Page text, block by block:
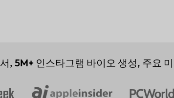
, 5M+ 인스타그램 바이오 생성, 주요